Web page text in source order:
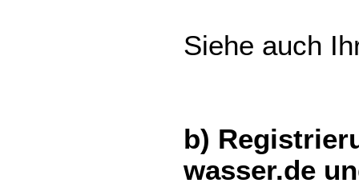
Siehe auch
b)
wasser.de